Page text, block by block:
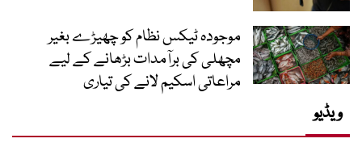
موجودہ ٹیکس نظام کو چھیڑے بغیر
مچھلی کی برآمدات بڑھانے کے لیے
مراعاتی اسکیم لانے کی تیاری
ویڈیو